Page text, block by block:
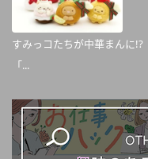
すみっコたちが中華まんに!?
「...